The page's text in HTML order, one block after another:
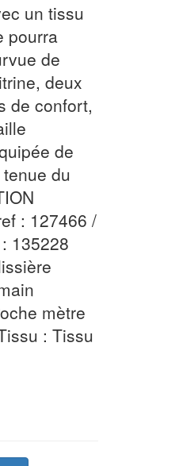
un tissu
pourra
de
deux
de confort,
de
du
: 127466 /
135228
mètre
: Tissu